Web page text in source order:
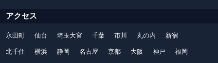
アクセス
永田町 仙台 埼玉大宮 千葉 市川 丸の内 新宿
北千住 横浜 静岡 名古屋 京都 大阪 神戸 福岡